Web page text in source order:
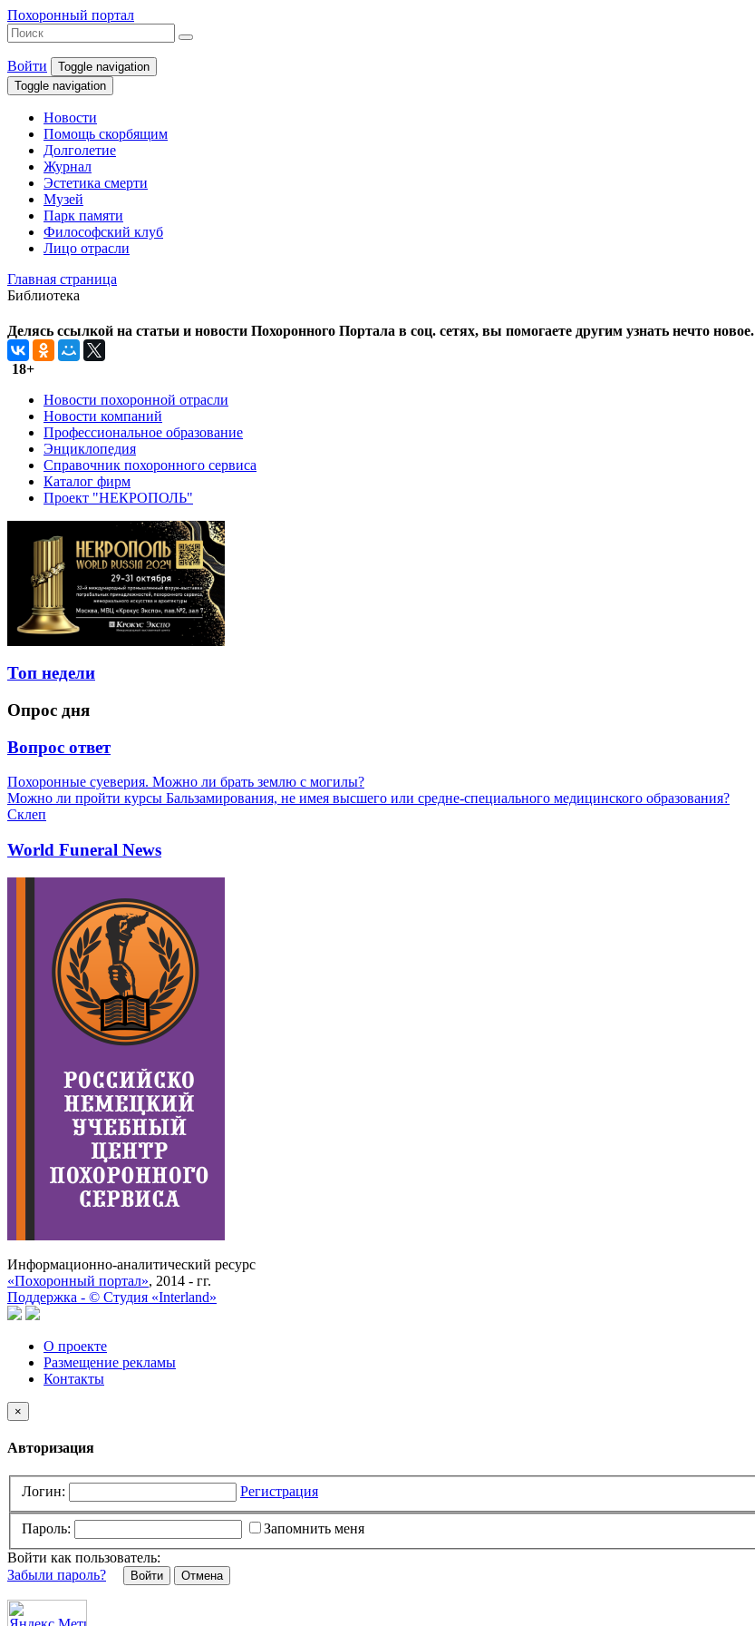
Похоронный портал
Войти
Toggle navigation
Toggle navigation
Новости
Помощь скорбящим
Долголетие
Журнал
Эстетика смерти
Музей
Парк памяти
Философский клуб
Лицо отрасли
Главная страница
Библиотека
Делясь ссылкой на статьи и новости Похоронного Портала в соц. сетях, вы помогаете другим узнать нечто новое.
18+
Новости похоронной отрасли
Новости компаний
Профессиональное образование
Энциклопедия
Справочник похоронного сервиса
Каталог фирм
Проект "НЕКРОПОЛЬ"
Топ недели
Опрос дня
Вопрос ответ
Похоронные суеверия. Можно ли брать землю с могилы?
Можно ли пройти курсы Бальзамирования, не имея высшего или средне-специального медицинского образования?
Склеп
World Funeral News
Информационно-аналитический ресурс
«Похоронный портал», 2014 - гг.
Поддержка - © Cтудия «Interland»
О проекте
Размещение рекламы
Контакты
×
Авторизация
Логин: Регистрация
Пароль:
Запомнить меня
Войти как пользователь:
Забыли пароль?
Отмена